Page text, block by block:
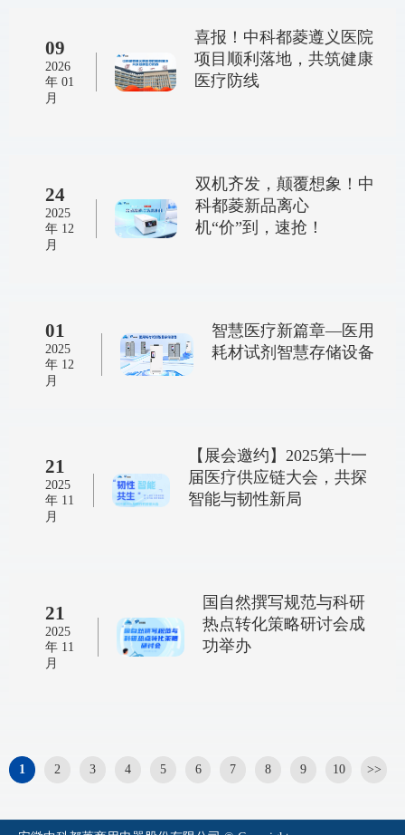
09
2026
年 01
月
喜报！中科都菱遵义医院
项目顺利落地，共筑健康
医疗防线
24
2025
年 12
月
双机齐发，颠覆想象！中
科都菱新品离心
机“价”到，速抢！
01
2025
年 12
月
智慧医疗新篇章—医用
耗材试剂智慧存储设备
21
2025
年 11
月
【展会邀约】2025第十一
届医疗供应链大会，共探
智能与韧性新局
21
2025
年 11
月
国自然撰写规范与科研
热点转化策略研讨会成
功举办
1 2 3 4 5 6 7 8 9 10 >>